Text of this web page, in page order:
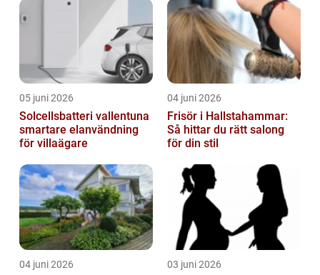
05 juni 2026
Solcellsbatteri vallentuna
smartare elanvändning
för villaägare
04 juni 2026
Frisör i Hallstahammar:
Så hittar du rätt salong
för din stil
04 juni 2026 03 juni 2026